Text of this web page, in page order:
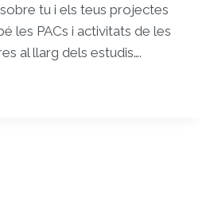
tu i els teus projectes
les PACs i activitats de les
al llarg dels estudis….